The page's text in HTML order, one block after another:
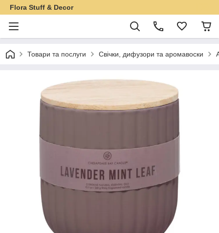
Flora Stuff & Decor
Товари та послуги Свічки, дифузори та аромавоски